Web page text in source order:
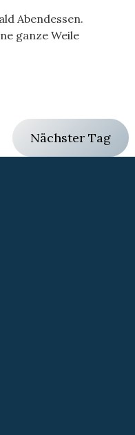
Abendessen.
ganze Weile
Nächster Tag